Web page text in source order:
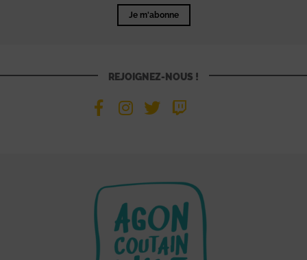
Je m'abonne
REJOIGNEZ-NOUS !